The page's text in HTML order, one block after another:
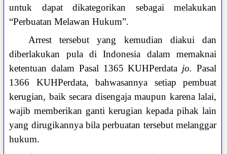
untuk dapat dikategorikan sebagai melakukan
“Perbuatan Melawan Hukum”.
Arrest tersebut yang kemudian diakui dan
diberlakukan pula di Indonesia dalam memaknai
ketentuan dalam Pasal 1365 KUHPerdata jo.Pasal
1366 KUHPerdata, bahwasannya setiap pembuat
kerugian, baik secara disengaja maupun karena lalai,
wajib memberikan ganti kerugian kepada pihak lain
yang dirugikannya bila perbuatan tersebut melanggar
hukum.